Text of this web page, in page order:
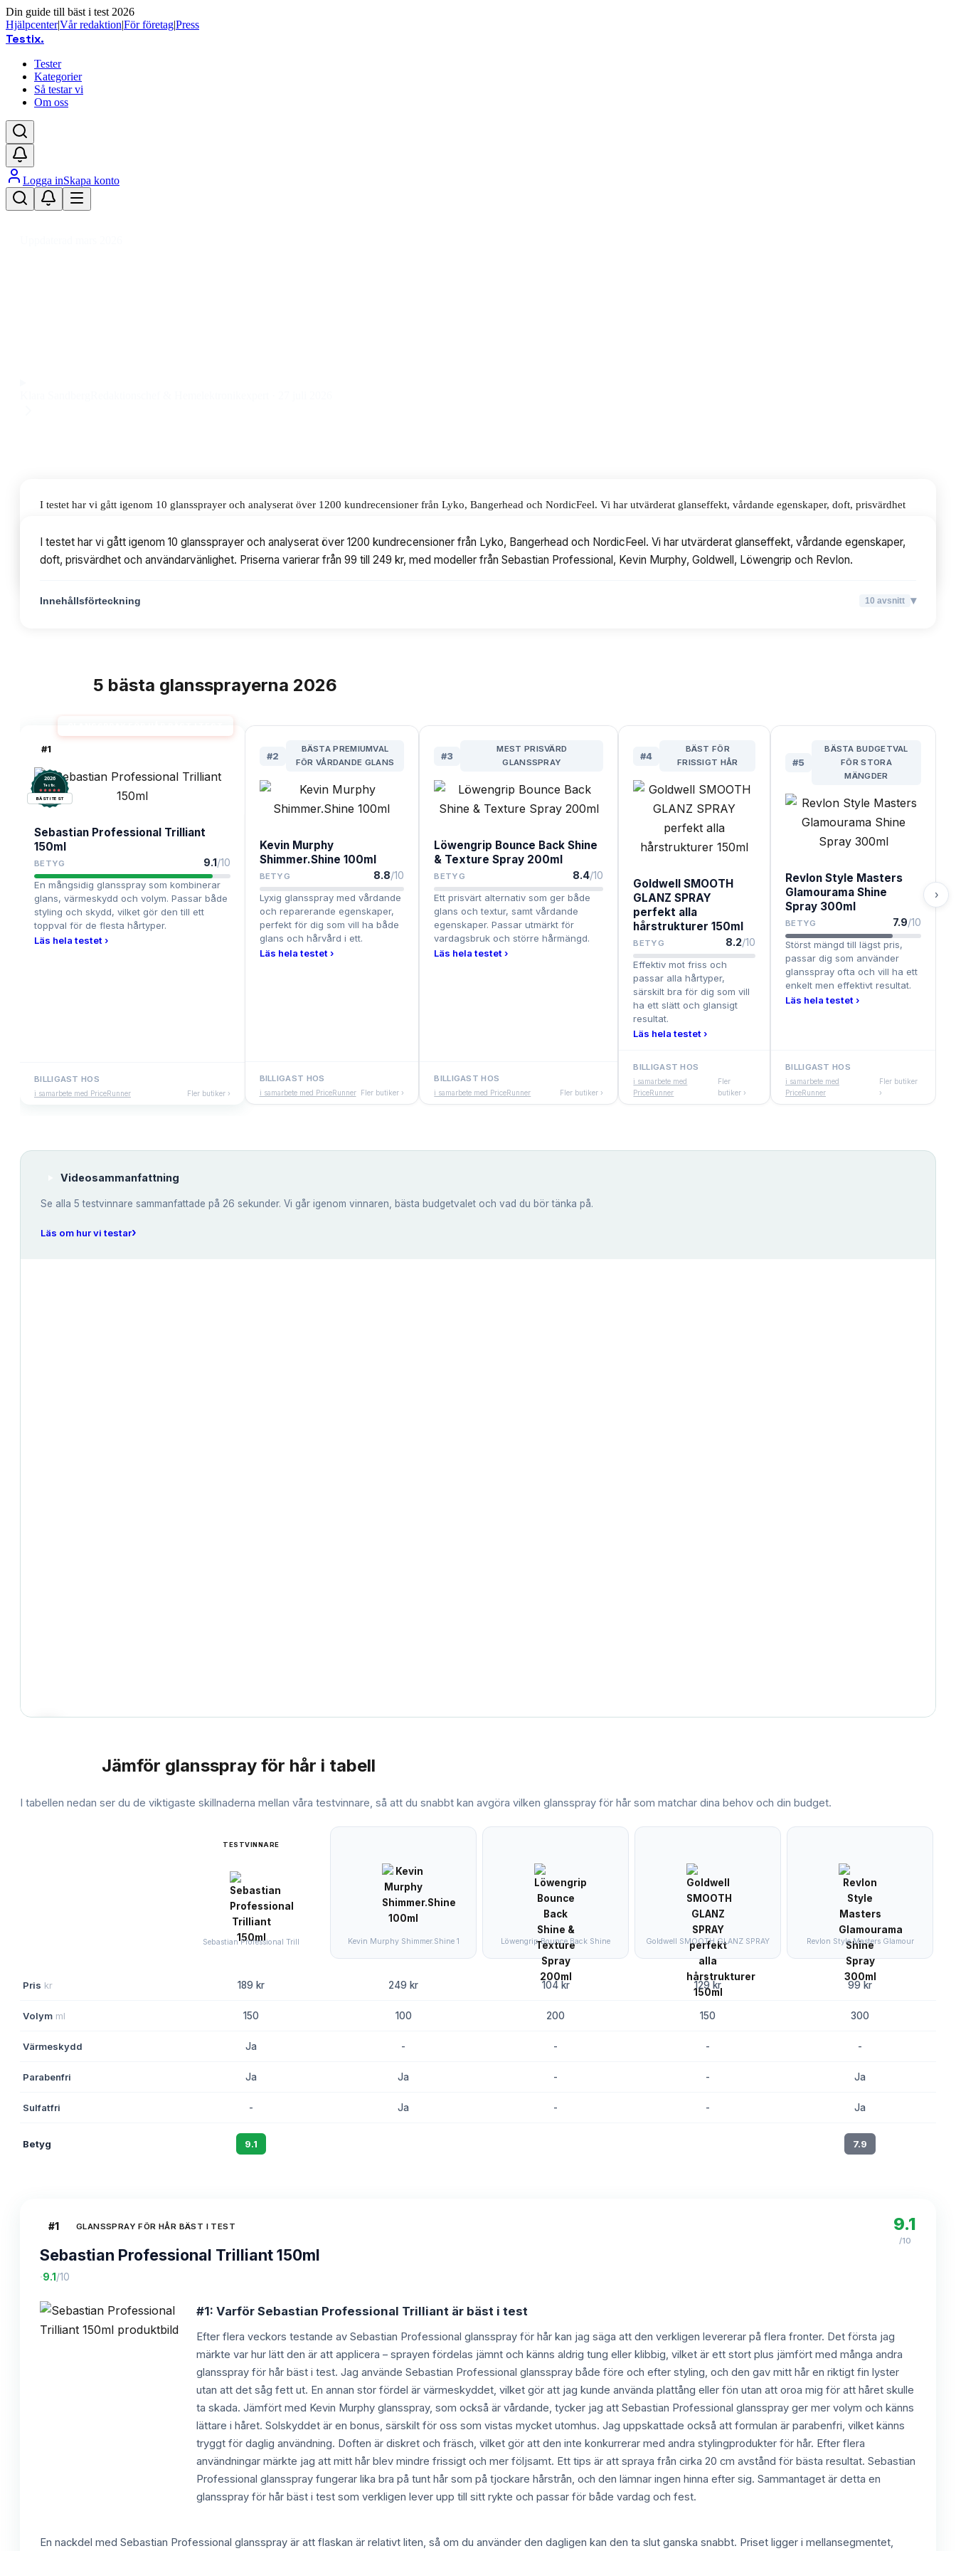
Din guide till bäst i test 2026
Hjälpcenter|Vår redaktion|För företag|Press
Testix.
Tester
Kategorier
Så testar vi
Om oss
Logga inSkapa konto
I testet har vi gått igenom 10 glanssprayer och analyserat över 1200 kundrecensioner från Lyko, Bangerhead och NordicFeel. Vi har utvärderat glanseffekt, vårdande egenskaper, doft, prisvärdhet
Innehållsförteckning
I testet har vi gått igenom 10 glanssprayer och analyserat över 1200 kundrecensioner från Lyko, Bangerhead och NordicFeel. Vi har utvärderat glanseffekt, vårdande egenskaper,
doft, prisvärdhet och användarvänlighet. Priserna varierar från 99 till 249 kr, med modeller från Sebastian Professional, Kevin Murphy, Goldwell, Löwengrip och Revlon.
Innehållsförteckning 10 avsnitt ▾
5 bästa glanssprayerna 2026
#1
2026
Testix.
BÄST I TEST
Sebastian Professional Trilliant
150ml
BETYG 9.1/10
En mångsidig glansspray som kombinerar
glans, värmeskydd och volym. Passar både
styling och skydd, vilket gör den till ett
toppval för de flesta hårtyper.
Läs hela testet ›
BILLIGAST HOS
i samarbete med PriceRunner Fler butiker ›
#2
BÄSTA PREMIUMVAL
FÖR VÅRDANDE GLANS
Kevin Murphy
Shimmer.Shine 100ml
BETYG 8.8/10
Lyxig glansspray med vårdande
och reparerande egenskaper,
perfekt för dig som vill ha både
glans och hårvård i ett.
Läs hela testet ›
BILLIGAST HOS
i samarbete med PriceRunner Fler butiker ›
#3
MEST PRISVÄRD
GLANSSPRAY
Löwengrip Bounce Back Shine
& Texture Spray 200ml
BETYG 8.4/10
Ett prisvärt alternativ som ger både
glans och textur, samt vårdande
egenskaper. Passar utmärkt för
vardagsbruk och större hårmängd.
Läs hela testet ›
BILLIGAST HOS
i samarbete med PriceRunner Fler butiker ›
#4
BÄST FÖR
FRISSIGT HÅR
Goldwell SMOOTH
GLANZ SPRAY
perfekt alla
hårstrukturer 150ml
BETYG 8.2/10
Effektiv mot friss och
passar alla hårtyper,
särskilt bra för dig som vill
ha ett slätt och glansigt
resultat.
Läs hela testet ›
BILLIGAST HOS
i samarbete med
PriceRunner
Fler
butiker ›
#5
BÄSTA BUDGETVAL
FÖR STORA
MÄNGDER
Revlon Style Masters
Glamourama Shine
Spray 300ml
BETYG 7.9/10
Störst mängd till lägst pris,
passar dig som använder
glansspray ofta och vill ha ett
enkelt men effektivt resultat.
Läs hela testet ›
BILLIGAST HOS
i samarbete med
PriceRunner
Fler butiker
›
›
Videosammanfattning
Se alla 5 testvinnare sammanfattade på 26 sekunder. Vi går igenom vinnaren, bästa budgetvalet och vad du bör tänka på.
Läs om hur vi testar›
Jämför glansspray för hår i tabell
I tabellen nedan ser du de viktigaste skillnaderna mellan våra testvinnare, så att du snabbt kan avgöra vilken glansspray för hår som matchar dina behov och din budget.
TESTVINNARE
Sebastian Professional Trill Kevin Murphy Shimmer.Shine 1 Löwengrip Bounce Back Shine Goldwell SMOOTH GLANZ SPRAY Revlon Style Masters Glamour
Pris kr 189 kr 249 kr 104 kr 129 kr 99 kr
Volym ml 150 100 200 150 300
Värmeskydd Ja - - - -
Parabenfri Ja Ja - - Ja
Sulfatfri - Ja - - Ja
Betyg 9.1 7.9
#1 GLANSSPRAY FÖR HÅR BÄST I TEST
Sebastian Professional Trilliant 150ml
·9.1 /10
9.1
/10
#1: Varför Sebastian Professional Trilliant är bäst i test
Efter flera veckors testande av Sebastian Professional glansspray för hår kan jag säga att den verkligen levererar på flera fronter. Det första jag
märkte var hur lätt den är att applicera – sprayen fördelas jämnt och känns aldrig tung eller klibbig, vilket är ett stort plus jämfört med många andra
glansspray för hår bäst i test. Jag använde Sebastian Professional glansspray både före och efter styling, och den gav mitt hår en riktigt fin lyster
utan att det såg fett ut. En annan stor fördel är värmeskyddet, vilket gör att jag kunde använda plattång eller fön utan att oroa mig för att håret skulle
ta skada. Jämfört med Kevin Murphy glansspray, som också är vårdande, tycker jag att Sebastian Professional glansspray ger mer volym och känns
lättare i håret. Solskyddet är en bonus, särskilt för oss som vistas mycket utomhus. Jag uppskattade också att formulan är parabenfri, vilket känns
tryggt för daglig användning. Doften är diskret och fräsch, vilket gör att den inte konkurrerar med andra stylingprodukter för hår. Efter flera
användningar märkte jag att mitt hår blev mindre frissigt och mer följsamt. Ett tips är att spraya från cirka 20 cm avstånd för bästa resultat. Sebastian
Professional glansspray fungerar lika bra på tunt hår som på tjockare hårstrån, och den lämnar ingen hinna efter sig. Sammantaget är detta en
glansspray för hår bäst i test som verkligen lever upp till sitt rykte och passar för både vardag och fest.
En nackdel med Sebastian Professional glansspray är att flaskan är relativt liten, så om du använder den dagligen kan den ta slut ganska snabbt. Priset ligger i mellansegmentet,